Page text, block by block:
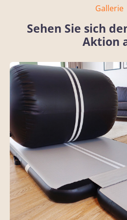
Gallerie
Sehen Sie sich
Aktion